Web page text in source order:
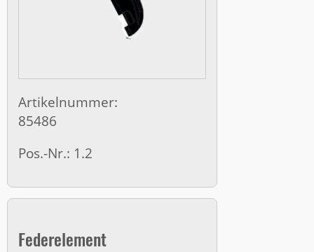
Artikelnummer:
85486
Pos.-Nr.: 1.2
Federelement